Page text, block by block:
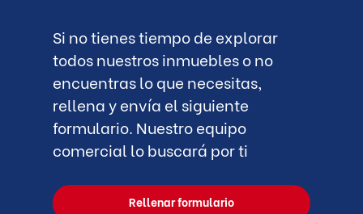
Si no tienes tiempo de explorar
todos nuestros inmuebles o no
encuentras lo que necesitas,
rellena y envía el siguiente
formulario. Nuestro equipo
comercial lo buscará por ti
Rellenar formulario